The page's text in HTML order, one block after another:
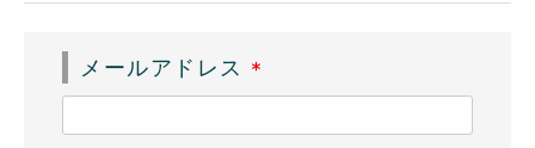
メールアドレス
(
必